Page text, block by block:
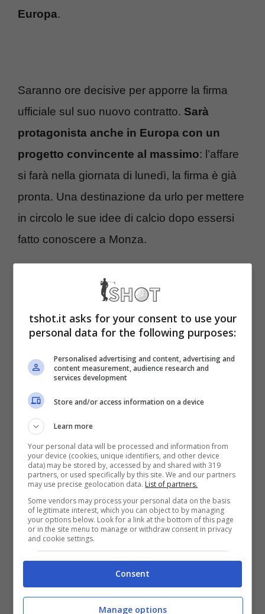
Europa.
Saranno ore decisive per apporre la firma
ufficiale sul suo nuovo contratto. Sarà
protagonista anche in Europa con un
progetto convincente al massimo: l’affare
si farà nella giornata di lunedì, la firma è già
pronta. Una destinazione da urlo per mettere
in circolo le sue idee di calcio dopo essersi
fatto conoscere a Monza.
Palladino, subito la firma: la
nuova avventura in Europa
alla ricerca di una nuova squadra per
scegliere la migliore destinazione possibile in
ottica futura.Dopo le due stagioni da
applausi al Monza, ecco la sua prossima
squadra: a breve l’annuncio ufficiale, ecco
tutta la verità.
Come svelato da Sky Sport Raffaele
Palladino avrebbe chiuso pochi minuti fa
con la Fiorentinaper vivere un’avventura
tshot.it asks for your consent to use your
personal data for the following purposes:
Personalised advertising and content, advertising and
content measurement, audience research and
services development
Store and/or access information on a device
Learn more
Your personal data will be processed and information from
your device (cookies, unique identifiers, and other device
data) may be stored by, accessed by and shared with 319
partners, or used specifically by this site. We and our partners
may use precise geolocation data. List of partners.
Some vendors may process your personal data on the basis
of legitimate interest, which you can object to by managing
your options below. Look for a link at the bottom of this page
or in the site menu to manage or withdraw consent in privacy
and cookie settings.
Consent
Manage options